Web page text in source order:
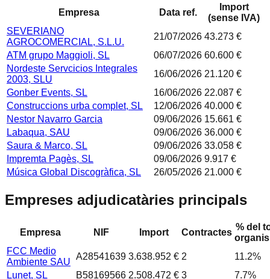
Empresa
Data ref.
Import
(sense IVA)
SEVERIANO
AGROCOMERCIAL, S.L.U.
21/07/2026 43.273 €
ATM grupo Maggioli, SL
06/07/2026 60.600 €
Nordeste Servcicios Integrales
2003, SLU
16/06/2026 21.120 €
Gonber Events, SL
16/06/2026 22.087 €
Construccions urba complet, SL
12/06/2026 40.000 €
Nestor Navarro Garcia
09/06/2026 15.661 €
Labaqua, SAU
09/06/2026 36.000 €
Saura & Marco, SL
09/06/2026 33.058 €
Impremta Pagès, SL
09/06/2026 9.917 €
Música Global Discogràfica, SL
26/05/2026 21.000 €
Empreses adjudicatàries principals
Empresa NIF Import Contractes
% del
FCC Medio
Ambiente SAU
A28541639 3.638.952 € 2 11.2%
Lunet, SL
B58169566 2.508.472 € 3 7.7%